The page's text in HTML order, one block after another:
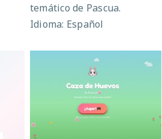
temático de Pascua.
Idioma: Español
Caza de huevos